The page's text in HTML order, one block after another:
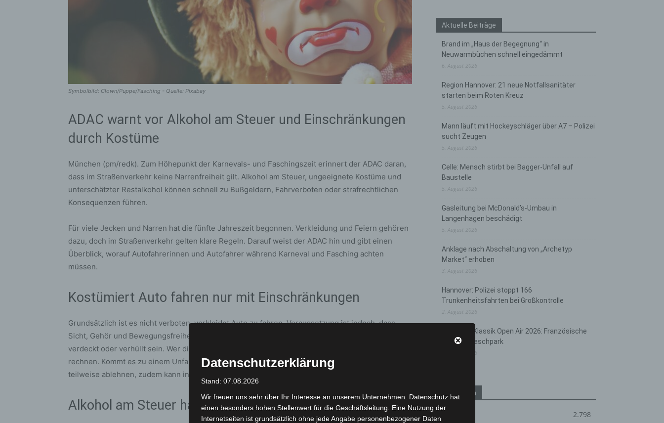
Symbolbild: Clown/Puppe/Fasching - Quelle: Pixabay
ADAC warnt vor Alkohol am Steuer und Einschränkungen
durch Kostüme
München (pm/redk). Zum Höhepunkt der Karnevals- und Faschingszeit erinnert der ADAC daran,
dass im Straßenverkehr keine Narrenfreiheit gilt. Alkohol am Steuer, ungeeignete Kostüme und
unterschätzter Restalkohol können schnell zu Bußgeldern, Fahrverboten oder strafrechtlichen
Konsequenzen führen.
Für viele Jecken und Narren hat die fünfte Jahreszeit begonnen. Verkleidung und Feiern gehören
dazu, doch im Straßenverkehr gelten klare Regeln. Darauf weist der ADAC hin und gibt einen
Überblick, worauf Autofahrerinnen und Autofahrer während Karneval und Fasching achten
müssen.
Kostümiert Auto fahren nur mit Einschränkungen
Grundsätzlich ist es nicht verboten, verkleidet Auto zu fahren. Voraussetzung ist jedoch, dass
Sicht, Gehör und Bewegungsfreiheit nicht eingeschränkt sind. Auch das Gesicht darf nicht
verdeckt oder verhüllt sein. Wer diese Regeln missachtet, muss mit einem Bußgeld von 60 Euro
rechnen. Kommt es zu einem Unfall, kann die Vollkaskoversicherung die Kostenübernahme
teilweise ablehnen, zudem kann in der Kfz Haftpflicht eine Mithaftung entstehen.
Alkohol am Steuer hat schwerwiegende Folgen
Aktuelle Beiträge
Brand im „Haus der Begegnung“ in
Neuwarmbüchen schnell eingedämmt
6. August 2026
Region Hannover: 21 neue Notfallsanitäter
starten beim Roten Kreuz
5. August 2026
Mann läuft mit Hockeyschläger über A7 – Polizei
sucht Zeugen
5. August 2026
Celle: Mensch stirbt bei Bagger-Unfall auf
Baustelle
5. August 2026
Gasleitung bei McDonald’s-Umbau in
Langenhagen beschädigt
5. August 2026
Anklage nach Abschaltung von „Archetyp
Market“ erhoben
3. August 2026
Hannover: Polizei stoppt 166
Trunkenheitsfahrten bei Großkontrolle
2. August 2026
Hannover Klassik Open Air 2026: Französische
Oper im Maschpark
Kategorien
2.798
Datenschutzerklärung
Stand: 07.08.2026
Wir freuen uns sehr über Ihr Interesse an unserem Unternehmen. Datenschutz hat
einen besonders hohen Stellenwert für die Geschäftsleitung. Eine Nutzung der
Internetseiten ist grundsätzlich ohne jede Angabe personenbezogener Daten